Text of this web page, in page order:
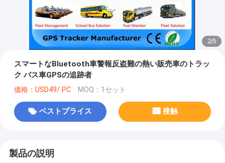
2/5
スマートなBluetooth車警報反盗難の熱い販売車のトラッ
ク バス車GPSの追跡者
価格：USD49/ PC MOQ：1セット
ベストプライス 接触
製品の説明